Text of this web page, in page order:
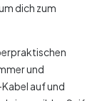
dich zum
und
auf und